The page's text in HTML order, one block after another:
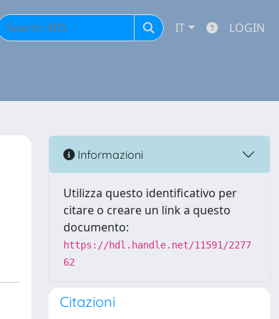
IT LOGIN
Informazioni
Utilizza questo identificativo per
citare o creare un link a questo
documento:
https://hdl.handle.net/11591/2277
62
Citazioni